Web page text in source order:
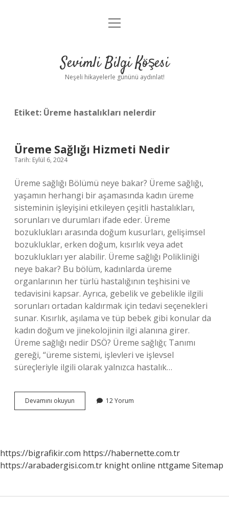
Anasayfa
Yasal Uyarı
menüyü
Sevimli Bilgi Köşesi
Neşeli hikayelerle gününü aydınlat!
Etiket: Üreme hastalıkları nelerdir
Üreme Sağlığı Hizmeti Nedir
Tarih: Eylül 6, 2024
Üreme sağlığı Bölümü neye bakar? Üreme sağlığı,
yaşamın herhangi bir aşamasında kadın üreme
sisteminin işleyişini etkileyen çeşitli hastalıkları,
sorunları ve durumları ifade eder. Üreme
bozuklukları arasında doğum kusurları, gelişimsel
bozukluklar, erken doğum, kısırlık veya adet
bozuklukları yer alabilir. Üreme sağlığı Polikliniği
neye bakar? Bu bölüm, kadınlarda üreme
organlarının her türlü hastalığının teşhisini ve
tedavisini kapsar. Ayrıca, gebelik ve gebelikle ilgili
sorunları ortadan kaldırmak için tedavi seçenekleri
sunar. Kısırlık, aşılama ve tüp bebek gibi konular da
kadın doğum ve jinekolojinin ilgi alanına girer.
Üreme sağlığı nedir DSÖ? Üreme sağlığı; Tanımı
gereği, “üreme sistemi, işlevleri ve işlevsel
süreçleriyle ilgili olarak yalnızca hastalık…
Devamını okuyun
Sağlığı
12 Yorum
https://bigrafikir.com https://habernette.com.tr
https://arabadergisi.com.tr knight online nttgame Sitemap